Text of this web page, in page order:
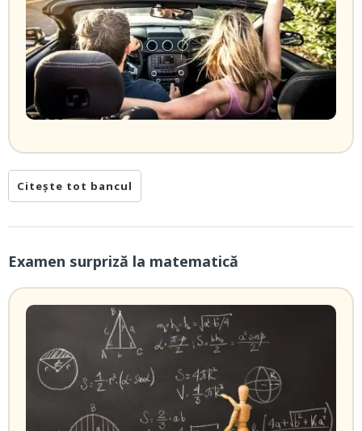
Citește tot bancul
Examen surpriză la matematică